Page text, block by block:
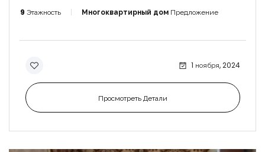
9 Этажность Многоквартирный дом Предложение
1 ноября, 2024
Просмотреть Детали